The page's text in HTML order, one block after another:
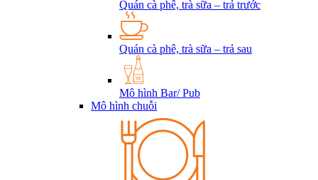
Quán cà phê, trà sữa – trả trước
Quán cà phê, trà sữa – trả sau
Mô hình Bar/ Pub
Mô hình chuỗi